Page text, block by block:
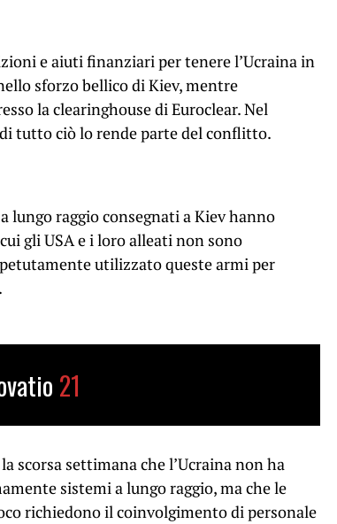
e aiuti finanziari per tenere l’Ucraina in
sforzo bellico di Kiev, mentre
la clearinghouse di Euroclear. Nel
tutto ciò lo rende parte del conflitto.
lungo raggio consegnati a Kiev hanno
gli USA e i loro alleati non sono
utilizzato queste armi per
21
scorsa settimana che l’Ucraina non ha
sistemi a lungo raggio, ma che le
richiedono il coinvolgimento di personale